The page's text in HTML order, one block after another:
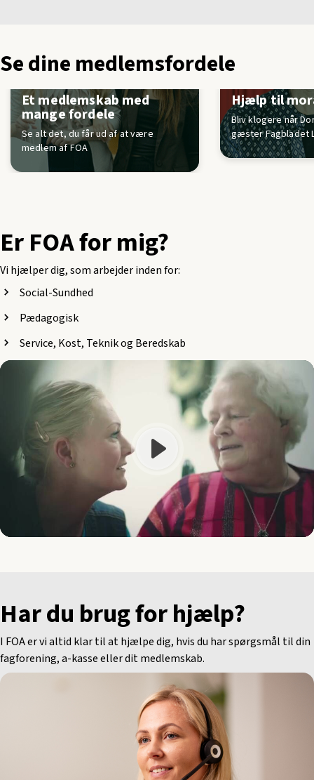
Se dine medlemsfordele
Et medlemskab med
mange fordele
Se alt det, du får ud af at være
medlem af FOA
Hjælp til
Bliv klogere når
gæster Fagbladet
Er FOA for mig?
Vi hjælper dig, som arbejder inden for:
Social-Sundhed
Pædagogisk
Service, Kost, Teknik og Beredskab
Har du brug for hjælp?
I FOA er vi altid klar til at hjælpe dig, hvis du har spørgsmål til din
fagforening, a-kasse eller dit medlemskab.